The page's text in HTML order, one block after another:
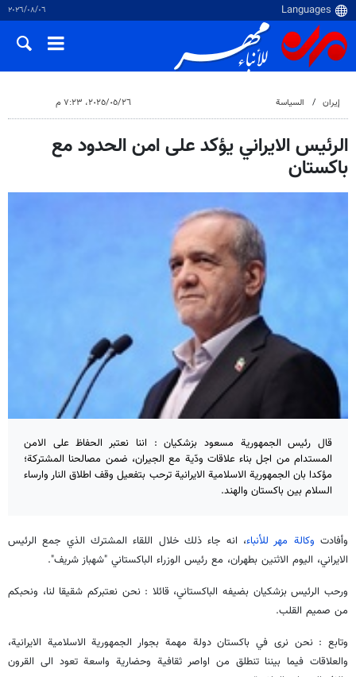
٠٦‏/٠٨‏/٢٠٢٦
إيران السياسة ٢٦‏/٠٥‏/٢٠٢٥، ٧:٢٣ م
الرئيس الايراني يؤكد على امن الحدود مع
باكستان
قال رئيس الجمهورية مسعود بزشكيان : اننا نعتبر الحفاظ على الامن
المستدام من اجل بناء علاقات ودّية مع الجيران، ضمن مصالحنا المشتركة؛
مؤكدا بان الجمهورية الاسلامية الايرانية ترحب بتفعيل وقف اطلاق النار وارساء
السلام بين باكستان والهند.
وأفادت وكالة مهر للأنباء، انه جاء ذلك خلال اللقاء المشترك الذي جمع الرئيس
الايراني، اليوم الاثنين بطهران، مع رئيس الوزراء الباكستاني "شهباز شريف".
ورحب الرئيس بزشكيان بضيفه الباكستاني، قائلا : نحن نعتبركم شقيقا لنا، ونحبكم
من صميم القلب.
وتابع : نحن نرى في باكستان دولة مهمة بجوار الجمهورية الاسلامية الايرانية،
والعلاقات فيما بيننا تنطلق من اواصر ثقافية وحضارية واسعة تعود الى القرون